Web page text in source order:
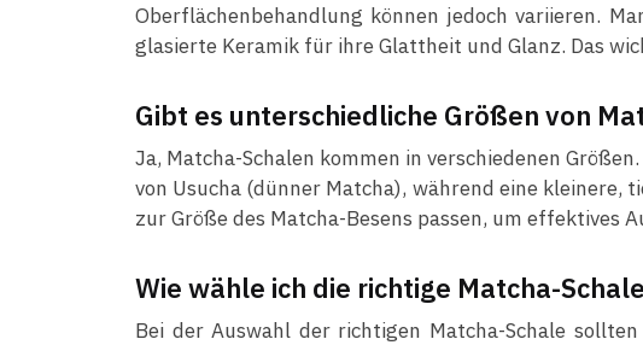
Oberflächenbehandlung können jedoch variieren.
glasierte Keramik für ihre Glattheit und Glanz. Das
Gibt es unterschiedliche Größen von
Ja, Matcha-Schalen kommen in verschiedenen
von Usucha (dünner Matcha), während eine kleinere,
zur Größe des Matcha-Besens passen, um effektives
Wie wähle ich die richtige Matcha-
Bei der Auswahl der richtigen Matcha-Schale